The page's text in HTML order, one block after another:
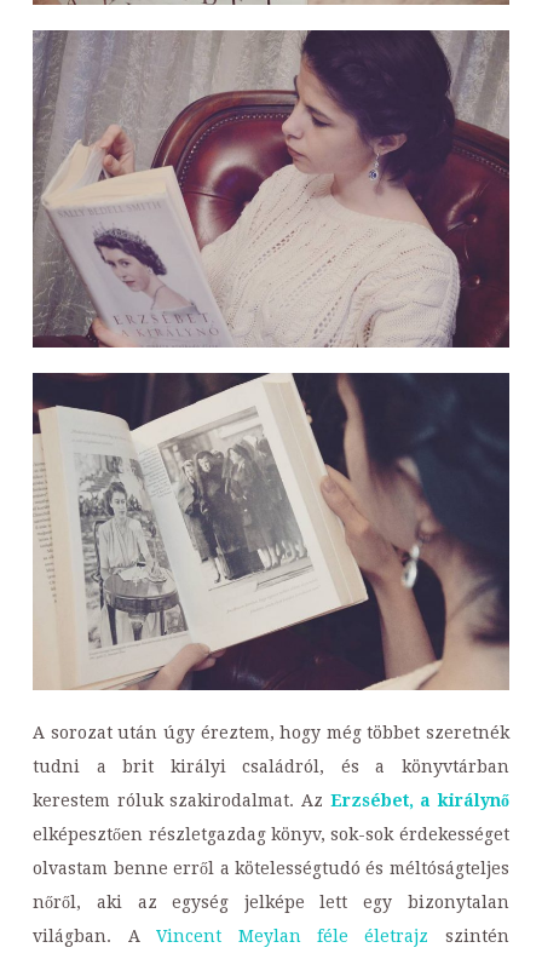
A sorozat után úgy éreztem, hogy még többet szeretnék
tudni a brit királyi családról, és a könyvtárban
kerestem róluk szakirodalmat. Az Erzsébet, a királynő
elképesztően részletgazdag könyv, sok-sok érdekességet
olvastam benne erről a kötelességtudó és méltóságteljes
nőről, aki az egység jelképe lett egy bizonytalan
világban. AVincent Meylan féle életrajz szintén